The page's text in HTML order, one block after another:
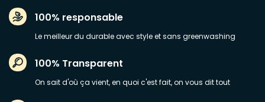
100% responsable
Le meilleur du durable avec style et sans greenwashing
100% Transparent
On sait d'où ça vient, en quoi c'est fait, on vous dit tout